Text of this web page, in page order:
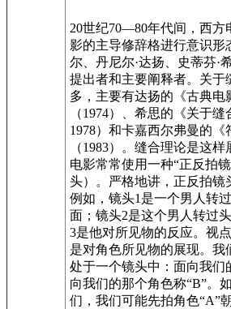
20世纪70—80年代间，西方
影的主导修辞格进行意识形
尔、丹尼尔·达扬、史蒂芬·
提出者和主要阐释者。关于
多，主要有达扬的《古典电
（1974）、希思的《关于
1978）和卡嘉西尔弗曼的《
（1983）。缝合理论是这
电影常常使用一种“正反拍
头）。严格地讲，正反拍镜
例如，镜头1是一个男人转
面；镜头2是这个男人转过
3是他对所见物的反应。视
是对角色所见物的展现。我
处于一个镜头中：面向我们
向我们的那个角色称“B”。
们，我们可能先拍角色“A”